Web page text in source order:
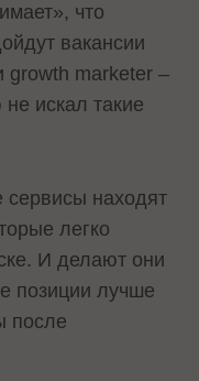
что
вакансии
growth marketer –
искал такие
сервисы находят
легко
И делают они
позиции лучше
после